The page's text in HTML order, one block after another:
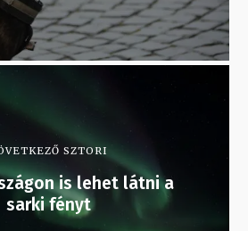
SZTORI
is lehet látni a
sarki fényt